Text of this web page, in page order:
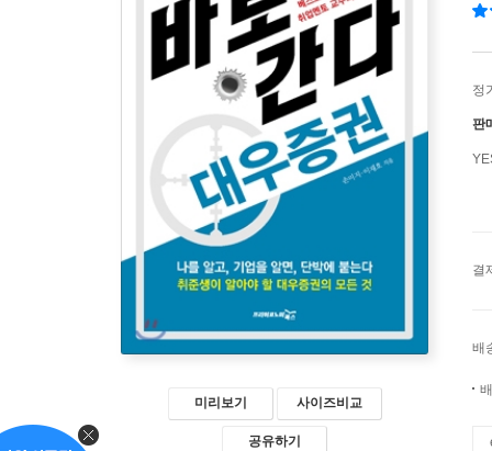
미리보기 사이즈비교
공유하기
정
판
결
배